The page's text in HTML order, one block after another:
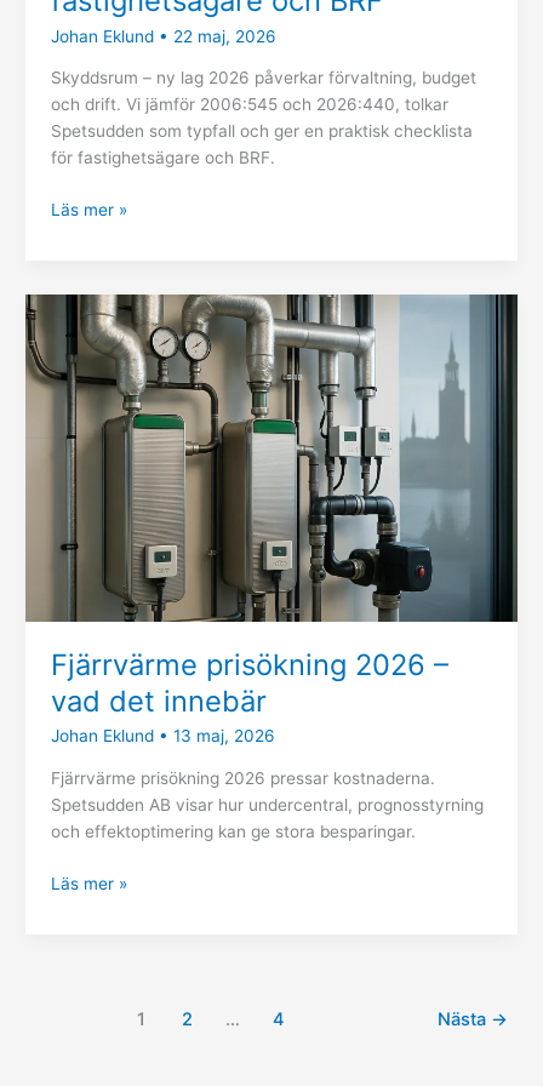
Johan Eklund • 22 maj, 2026
Skyddsrum – ny lag 2026 påverkar förvaltning, budget
och drift. Vi jämför 2006:545 och 2026:440, tolkar
Spetsudden som typfall och ger en praktisk checklista
för fastighetsägare och BRF.
Läs mer »
Fjärrvärme prisökning 2026 –
vad det innebär
Johan Eklund • 13 maj, 2026
Fjärrvärme prisökning 2026 pressar kostnaderna.
Spetsudden AB visar hur undercentral, prognosstyrning
och effektoptimering kan ge stora besparingar.
Fjärrvärme
prisökning
2026
–
vad
det
innebär
Läs mer »
1 2 … 4 Nästa →